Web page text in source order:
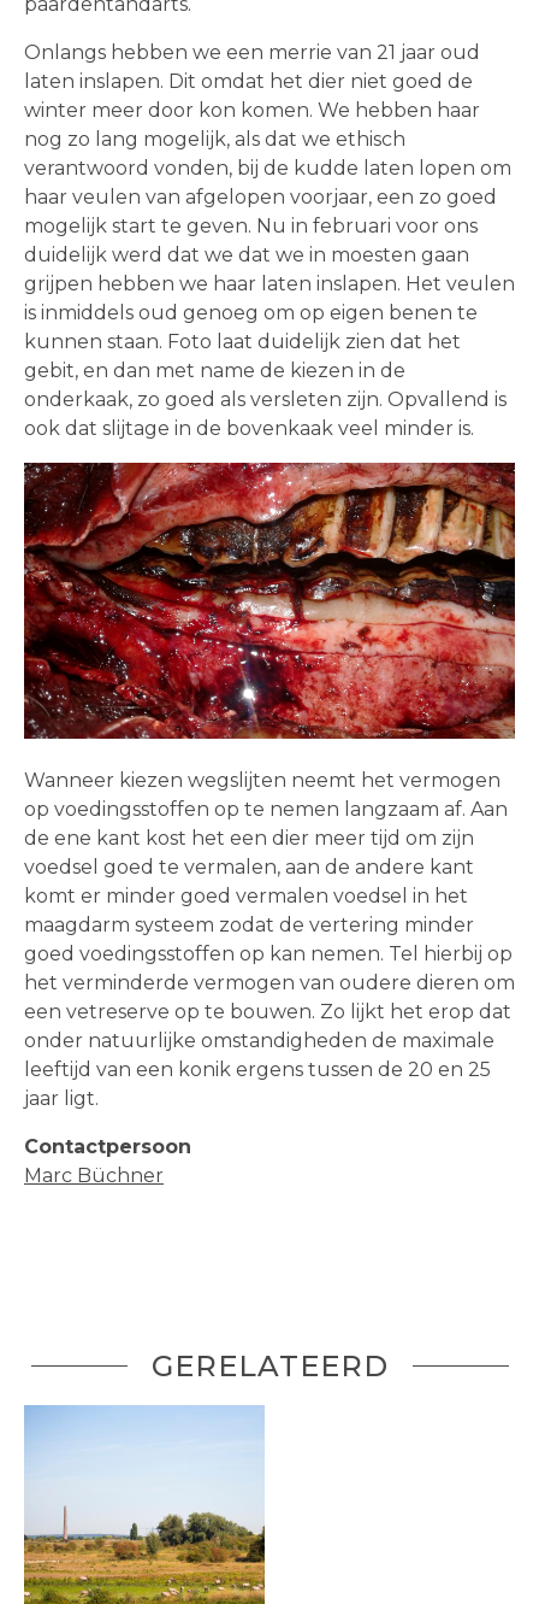
Onlangs hebben we een merrie van 21 jaar oud
laten inslapen. Dit omdat het dier niet goed de
winter meer door kon komen. We hebben haar
nog zo lang mogelijk, als dat we ethisch
verantwoord vonden, bij de kudde laten lopen om
haar veulen van afgelopen voorjaar, een zo goed
mogelijk start te geven. Nu in februari voor ons
duidelijk werd dat we dat we in moesten gaan
grijpen hebben we haar laten inslapen. Het veulen
is inmiddels oud genoeg om op eigen benen te
kunnen staan. Foto laat duidelijk zien dat het
gebit, en dan met name de kiezen in de
onderkaak, zo goed als versleten zijn. Opvallend is
ook dat slijtage in de bovenkaak veel minder is.
Wanneer kiezen wegslijten neemt het vermogen
op voedingsstoffen op te nemen langzaam af. Aan
de ene kant kost het een dier meer tijd om zijn
voedsel goed te vermalen, aan de andere kant
komt er minder goed vermalen voedsel in het
maagdarm systeem zodat de vertering minder
goed voedingsstoffen op kan nemen. Tel hierbij op
het verminderde vermogen van oudere dieren om
een vetreserve op te bouwen. Zo lijkt het erop dat
onder natuurlijke omstandigheden de maximale
leeftijd van een konik ergens tussen de 20 en 25
jaar ligt.
Contactpersoon
Marc Büchner
GERELATEERD